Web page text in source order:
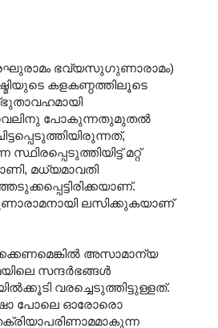
ഭവ്യസുഗുണാരാമം)
കളകണ്ഠത്തിലൂടെ
പോകുന്നതുമുതല്‍
മറ്റ്
മധ്യമാവതി
ലസിക്കുകയാണ്
അസാമാന്യ
സന്ദര്‍ഭങ്ങൾ‍
വരച്ചെടുത്തിട്ടുള്ളത്.
ഷോ പോലെ ഓരോരൊ